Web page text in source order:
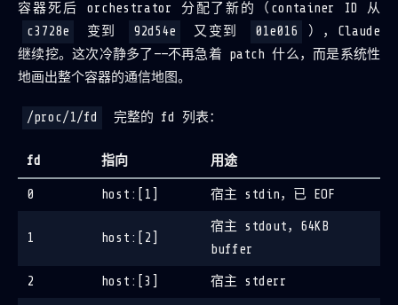
容器死后 orchestrator 分配了新的（container ID 从
c3728e
变到 92d54e 又变到 01e016
），Claude
继续挖。这次冷静多了——不再急着 patch 什么，而是系统性
地画出整个容器的通信地图。
/proc/1/fd 完整的 fd 列表：
fd 指向 用途
0 host:[1] 宿主 stdin，已 EOF
1 host:[2]
宿主 stdout，64KB
buffer
2 host:[3] 宿主 stderr